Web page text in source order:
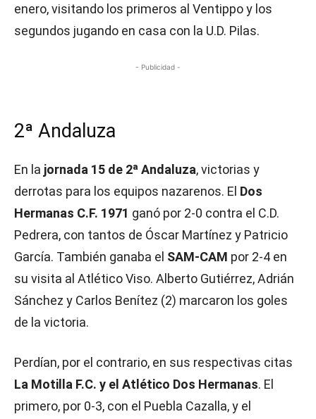
enero, visitando los primeros al Ventippo y los
segundos jugando en casa con la U.D. Pilas.
- Publicidad -
2ª Andaluza
En la jornada 15 de 2ª Andaluza, victorias y
derrotas para los equipos nazarenos. El Dos
Hermanas C.F. 1971 ganó por 2-0 contra el C.D.
Pedrera, con tantos de Óscar Martínez y Patricio
García. También ganaba el SAM-CAM por 2-4 en
su visita al Atlético Viso. Alberto Gutiérrez, Adrián
Sánchez y Carlos Benítez (2) marcaron los goles
de la victoria.
Perdían, por el contrario, en sus respectivas citas
La Motilla F.C. y el Atlético Dos Hermanas. El
primero, por 0-3, con el Puebla Cazalla, y el